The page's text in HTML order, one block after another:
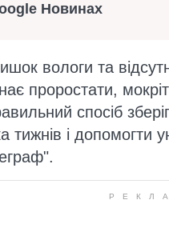
Новинах
вологи та
проростати,
спосіб
тижнів і